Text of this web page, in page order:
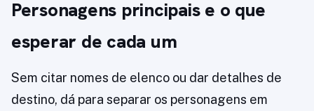
Personagens principais e o que
esperar de cada um
Sem citar nomes de elenco ou dar detalhes de
destino, dá para separar os personagens em